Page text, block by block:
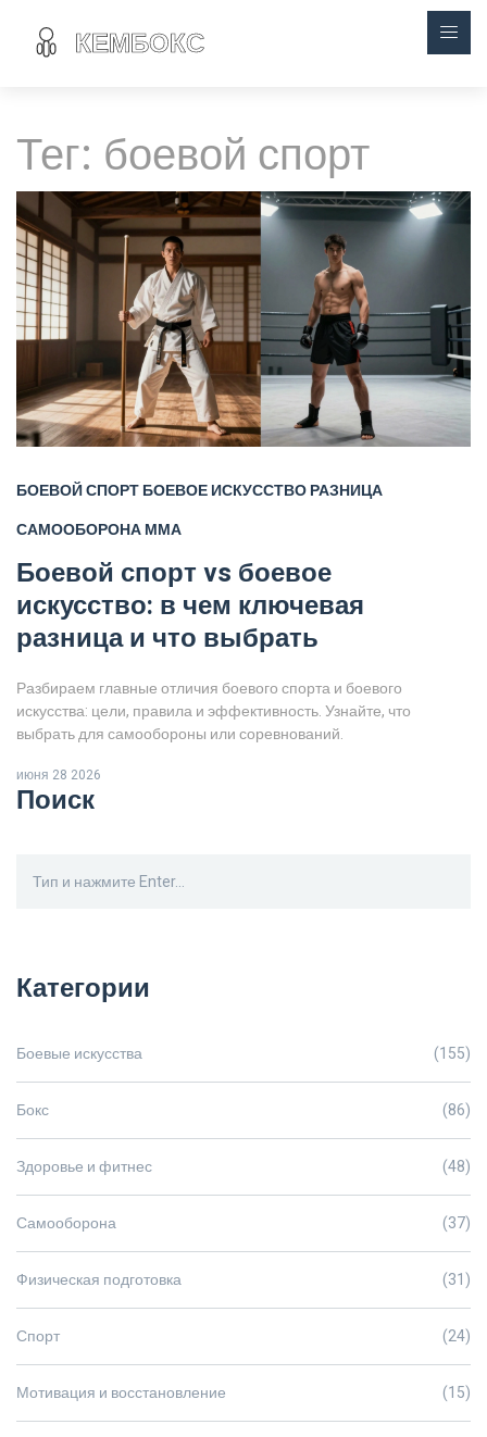
Тег: боевой спорт
БОЕВОЙ СПОРТБОЕВОЕ ИСКУССТВОРАЗНИЦА
САМООБОРОНАММА
Боевой спорт vs боевое
искусство: в чем ключевая
разница и что выбрать
Разбираем главные отличия боевого спорта и боевого
искусства: цели, правила и эффективность. Узнайте, что
выбрать для самообороны или соревнований.
июня 28 2026
Поиск
Категории
Боевые искусства (155)
Бокс (86)
Здоровье и фитнес (48)
Самооборона (37)
Физическая подготовка (31)
Спорт (24)
Мотивация и восстановление (15)